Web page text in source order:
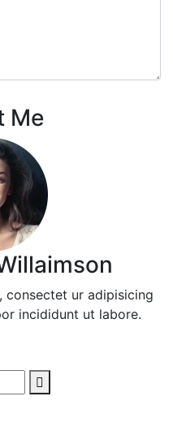
Me
consectet ur adipisicing
incididunt ut labore.